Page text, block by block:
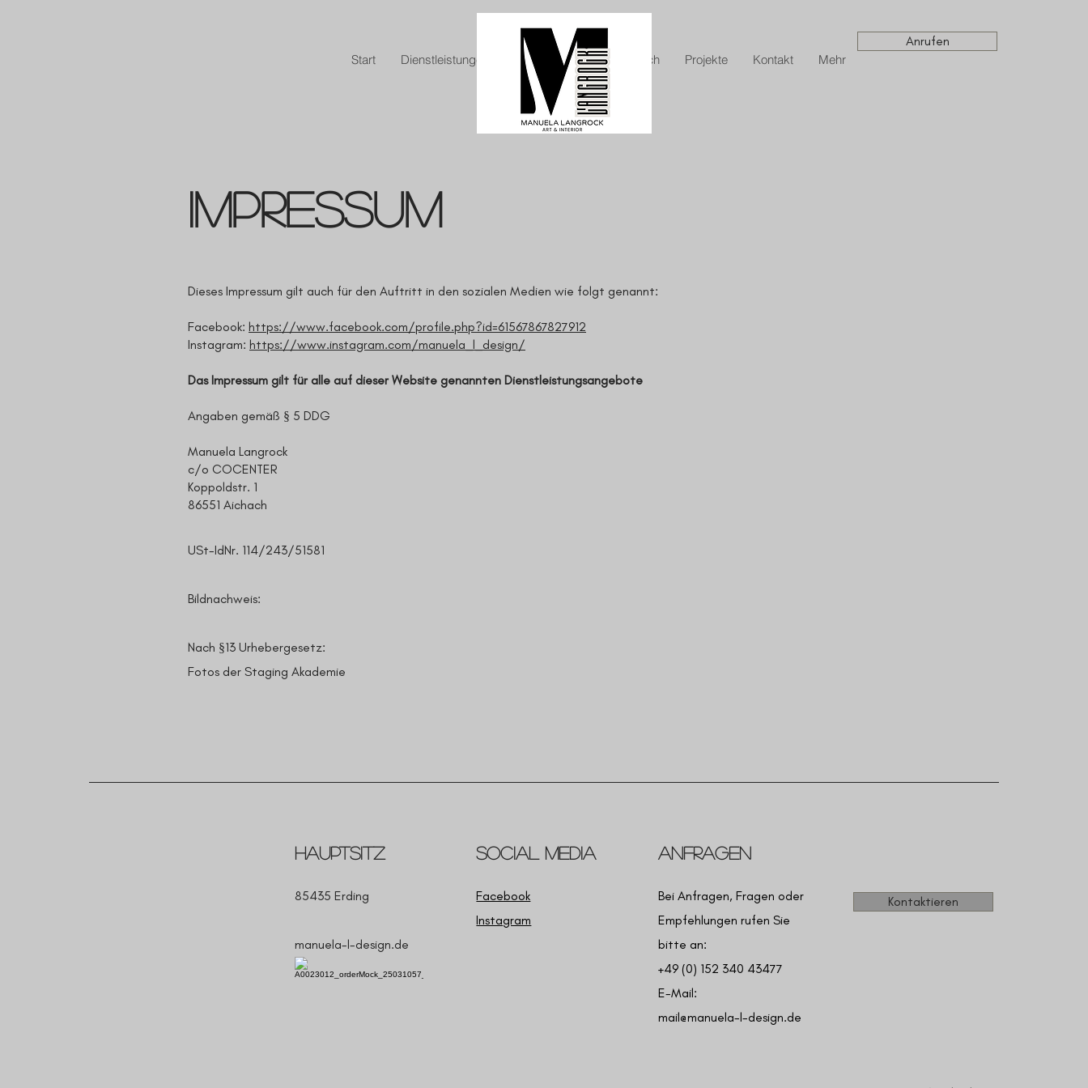
Start Dienstleistungen Testimonials Über mich Projekte Kontakt Mehr
Anrufen
Impressum
Dieses Impressum gilt auch für den Auftritt in den sozialen Medien wie folgt genannt:
Facebook: https://www.facebook.com/profile.php?id=61567867827912
Instagram: https://www.instagram.com/manuela_l_design/
Das Impressum gilt für alle auf dieser Website genannten Dienstleistungsangebote
Angaben gemäß § 5 DDG
Manuela Langrock
c/o COCENTER
Koppoldstr. 1
86551 Aichach
USt-IdNr. 114/243/51581
Bildnachweis:
Nach §13 Urhebergesetz:
Fotos der Staging Akademie
Hauptsitz
85435 Erding
manuela-l-design.de
Social Media
Facebook
Instagram
Anfragen
Bei Anfragen, Fragen oder
Empfehlungen rufen Sie
bitte an:
+49 (0) 152 340 43477
E-Mail:
mail@manuela-l-design.de
Kontaktieren